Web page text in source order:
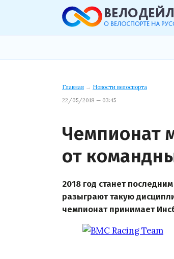
Главная → Новости велоспорта
22/05/2018 — 03:45
Чемпионат
от
2018 год станет
разыграют такую
чемпионат принимает